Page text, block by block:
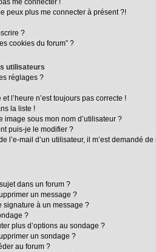
me connecter !
peux plus me connecter à présent ?!
?
cookies du forum” ?
utilisateurs
réglages ?
l’heure n’est toujours pas correcte !
la liste !
image sous mon nom d’utilisateur ?
puis-je le modifier ?
l’e-mail d’un utilisateur, il m’est demandé de
dans un forum ?
un message ?
signature à un message ?
?
plus d’options au sondage ?
un sondage ?
au forum ?